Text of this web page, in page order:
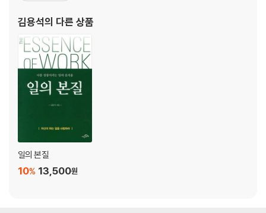
3장. AI, 산업의 중심이 되다
온디바이스 AI 반도체, 한국 제조업 도약을 이끈다
스마트홈 시대 연 지능형 사물인터넷
NFC, 사물인터넷의 필수 기술
AI가 만드는 인간 중심의 스마트시티
자율주행차, 모빌리티 서비스로 진화하다
AI 반도체 회사로 변신한 테슬라
AI 덕에 인간을 닮아가는 휴머노이드 로봇
AI 기반 제조 혁신, 스마트팩토리
성에 많은 노력을 했다. 성균관대에 있으면서는 최고의 권위상
김용석의 다른 상품
일의 본질
13,500원
10%